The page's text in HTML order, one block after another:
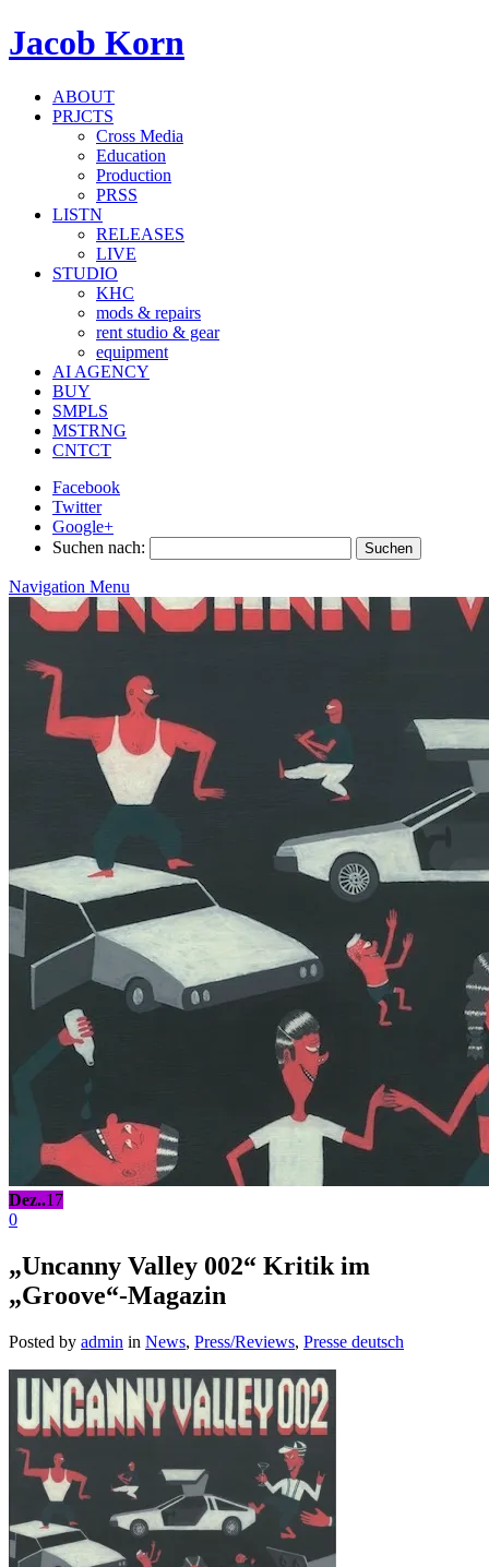
Jacob Korn
ABOUT
PRJCTS
Cross Media
Education
Production
PRSS
LISTN
RELEASES
LIVE
STUDIO
KHC
mods & repairs
rent studio & gear
equipment
AI AGENCY
BUY
SMPLS
MSTRNG
CNTCT
Facebook
Twitter
Google+
Suchen nach:
Navigation Menu
Dez..17
0
„Uncanny Valley 002“ Kritik im
„Groove“-Magazin
Posted by admin in News, Press/Reviews, Presse deutsch